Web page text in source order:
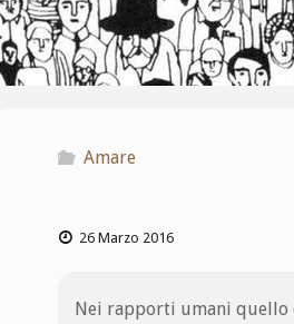
Amare
26 Marzo 2016
Nei rapporti umani quello